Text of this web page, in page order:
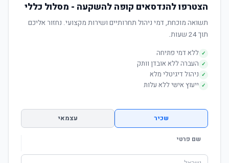
הצטרפו להנדסאים קופה להשקעה - מסלול כללי
תשואה מוכחת, דמי ניהול תחרותיים ושירות מקצועי. נחזור אליכם
תוך 24 שעות.
✓ ללא דמי פתיחה
✓ העברה ללא אובדן וותק
✓ ניהול דיגיטלי מלא
✓ ייעוץ אישי ללא עלות
שכיר עצמאי
שם פרטי